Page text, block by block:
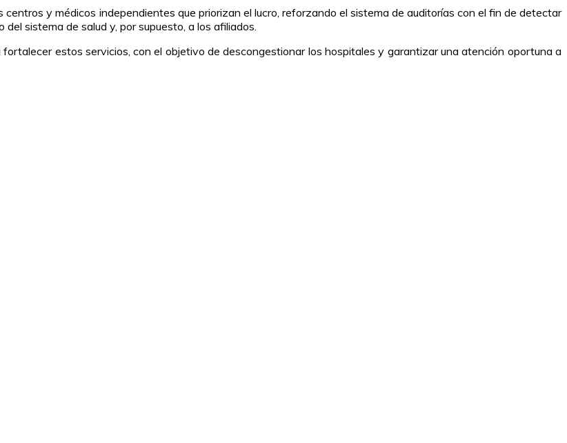
y médicos independientes que priorizan el lucro, reforzando el sistema de auditorías con el fin de detectar
sistema de salud y, por supuesto, a los afiliados.
estos servicios, con el objetivo de descongestionar los hospitales y garantizar una atención oportuna a